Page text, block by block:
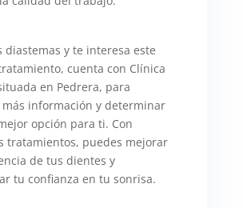
diastemas y te interesa este
cuenta con Clínica
en Pedrera, para
información y determinar
opción para ti. Con
tratamientos, puedes mejorar
de tus dientes y
tu confianza en tu sonrisa.